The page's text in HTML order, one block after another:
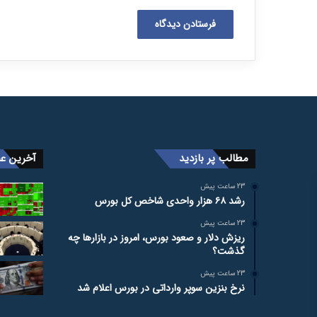
مطالب پر بازدید
23 ساعت پیش
رشد ۶۸ هزار واحدی شاخص کل بورس
23 ساعت پیش
ریزش دلار و صعود بورس، امروز در بازارها چه
گذشت؟
23 ساعت پیش
نرخ بنزین سوپر وارداتی در بورس اعلام شد
آخرین